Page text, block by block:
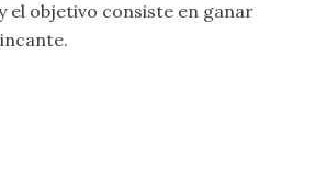
el objetivo consiste en ganar